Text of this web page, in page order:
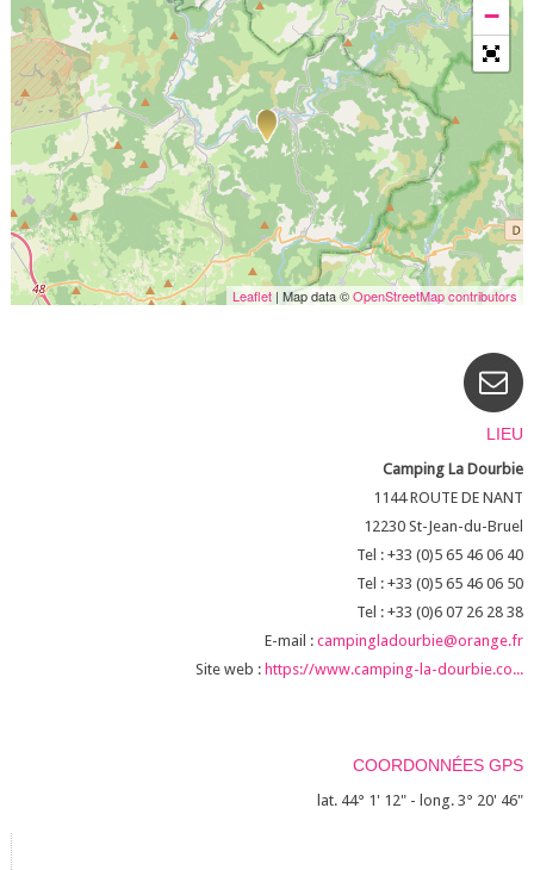
−
Leaflet | Map data ©OpenStreetMap contributors
LIEU
Camping La Dourbie
1144 ROUTE DE NANT
12230 St-Jean-du-Bruel
Tel : +33 (0)5 65 46 06 40
Tel : +33 (0)5 65 46 06 50
Tel : +33 (0)6 07 26 28 38
E-mail : campingladourbie@orange.fr
Site web : https://www.camping-la-dourbie.co...
COORDONNÉES GPS
lat. 44° 1' 12" - long. 3° 20' 46"